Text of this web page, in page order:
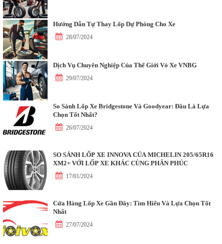
Hướng Dẫn Tự Thay Lốp Dự Phòng Cho Xe
28/07/2024
Dịch Vụ Chuyên Nghiệp Của Thế Giới Vỏ Xe VNBG
29/07/2024
So Sánh Lốp Xe Bridgestone Và Goodyear: Đâu Là Lựa
Chọn Tốt Nhất?
26/07/2024
SO SÁNH LỐP XE INNOVA CỦA MICHELIN 205/65R16
XM2+ VỚI LỐP XE KHÁC CÙNG PHÂN PHÚC
17/01/2024
Cửa Hàng Lốp Xe Gần Đây: Tìm Hiểu Và Lựa Chọn Tốt
Nhất
27/07/2024